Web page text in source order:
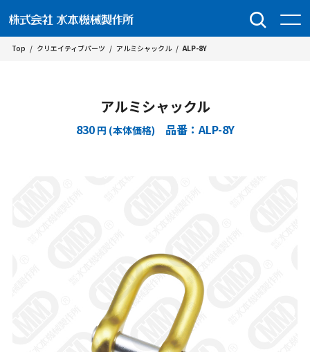
Top / クリエイティブパーツ / アルミシャックル / ALP-8Y
アルミシャックル
830 円 (本体価格) 品番：ALP-8Y